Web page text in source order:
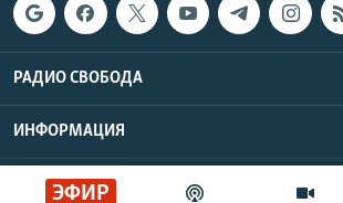
ЭФИР
РАДИО СВОБОДА
ИНФОРМАЦИЯ
Радио Свобода © 2026 RFE/RL, Inc. |